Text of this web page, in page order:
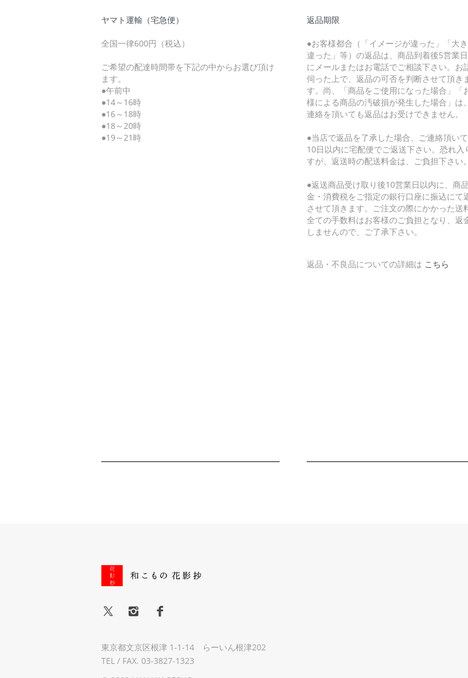
ヤマト運輸（宅急便）
全国一律600円（税込）
ご希望の配達時間帯を下記の中からお選び頂け
ます。
●午前中
●14～16時
●16～18時
●18～20時
●19～21時
返品期限
●お客様都合（「イメージが違った」「大
違った」等）の返品は、商品到着後5営業
にメールまたはお電話でご相談下さい。お
伺った上で、返品の可否を判断させて頂き
す。尚、「商品をご使用になった場合」「
様による商品の汚破損が発生した場合」は
連絡を頂いても返品はお受けできません。
●当店で返品を了承した場合、ご連絡頂い
10日以内に宅配便でご返送下さい。恐れ入
すが、返送時の配送料金は、ご負担下さい。
●返送商品受け取り後10営業日以内に、商
金・消費税をご指定の銀行口座に振込にて
させて頂きます。ご注文の際にかかった送
全ての手数料はお客様のご負担となり、返
しませんので、ご了承下さい。
返品・不良品についての詳細は こちら
東京都文京区根津 1-1-14 らーいん根津202
TEL / FAX. 03-3827-1323